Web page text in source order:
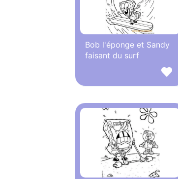
Bob l'éponge et Sandy
faisant du surf